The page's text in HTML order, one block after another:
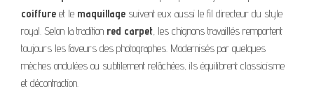
coiffure et le maquillage suivent eux aussi le fil directeur du style
royal. Selon la tradition red carpet, les chignons travaillés remportent
toujours les faveurs des photographes. Modernisés par quelques
mèches ondulées ou subtilement relâchées, ils équilibrent classicisme
et décontraction.